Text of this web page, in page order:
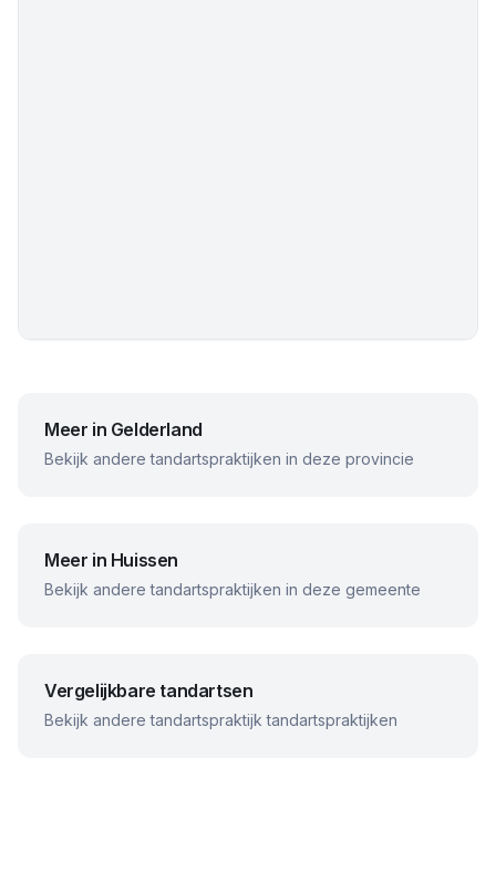
Meer in Gelderland
Bekijk andere tandartspraktijken in deze provincie
Meer in Huissen
Bekijk andere tandartspraktijken in deze gemeente
Vergelijkbare tandartsen
Bekijk anderetandartspraktijk tandartspraktijken